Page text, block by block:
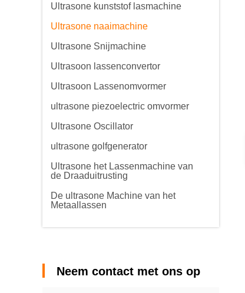
Ultrasone kunststof lasmachine
Ultrasone naaimachine
Ultrasone Snijmachine
Ultrasoon lassenconvertor
Ultrasoon Lassenomvormer
ultrasone piezoelectric omvormer
Ultrasone Oscillator
ultrasone golfgenerator
Ultrasone het Lassenmachine van
de Draaduitrusting
De ultrasone Machine van het
Metaallassen
Neem contact met ons op